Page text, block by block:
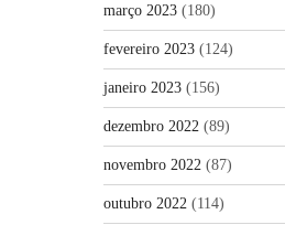
março 2023 (180)
fevereiro 2023 (124)
janeiro 2023 (156)
dezembro 2022 (89)
novembro 2022 (87)
outubro 2022 (114)